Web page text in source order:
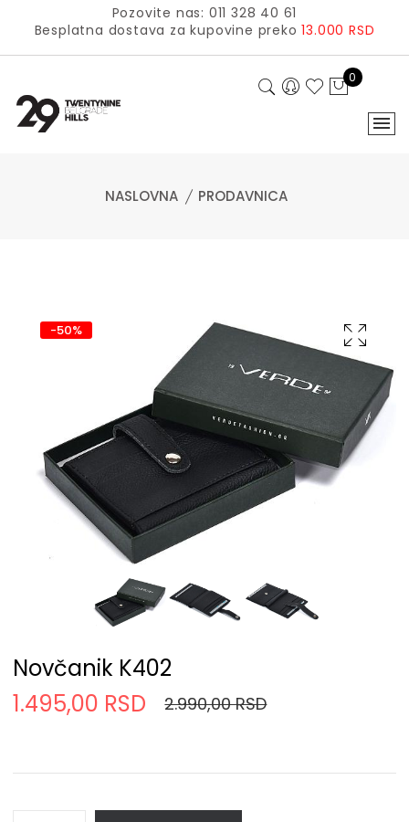
Pozovite nas: 011 328 40 61
Besplatna dostava za kupovine preko13.000 RSD
0
NASLOVNA PRODAVNICA
-50%
Novčanik K402
1.495,00 RSD
2.990,00 RSD